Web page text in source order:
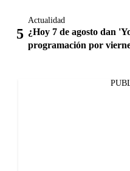
Actualidad
¿Hoy 7 de agosto dan
programación por